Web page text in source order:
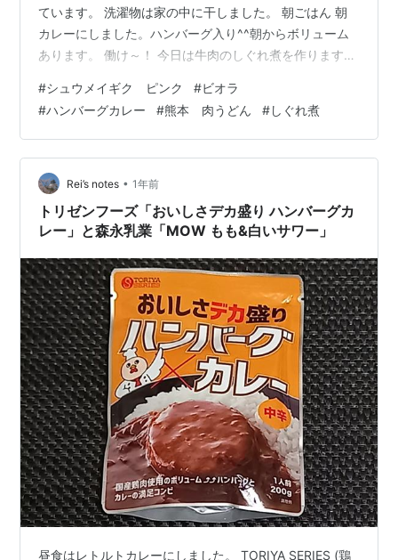
ています。 洗濯物は家の中に干しました。 朝ごはん 朝
カレーにしました。ハンバーグ入り^^朝からボリューム
あります。 働け～！ 今日は牛肉のしぐれ煮を作ります。
た。 ごぼうとこちらも以前に茶碗蒸しを作ろうと思って
煮ていた椎茸が冷凍庫に入っていました。 こちらもいれ
ましょうね。 肉うどんにするか、混ぜご飯に使うか思案
中。 さて、何になりますやら。 昼ご飯はしぐれ煮混ぜご
飯 晩ご飯は肉うどんに👍 しぐれ煮、とってもおいしかっ
た。 肉うどんは熊本の…
#シュウメイギク ピンク #ビオラ
#ハンバーグカレー #熊本 肉うどん #しぐれ煮
Rei’s notes • 1年前
トリゼンフーズ「おいしさデカ盛り ハンバーグカ
レー」と森永乳業「MOW もも&白いサワー」
昼食はレトルトカレーにしました。 TORIYA SERIES (鶏